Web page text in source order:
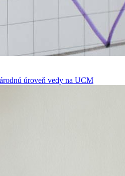
úroveň vedy na UCM